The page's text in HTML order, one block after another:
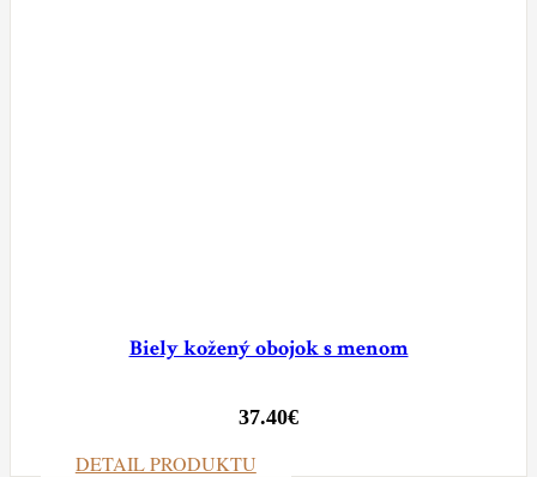
Biely kožený obojok s menom
37.40€
DETAIL PRODUKTU